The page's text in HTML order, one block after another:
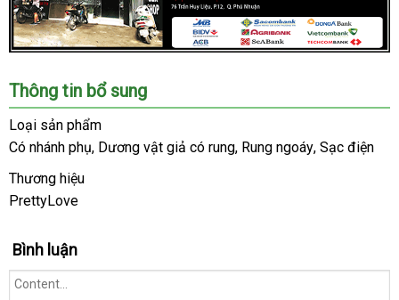
Chúng
tôi
là
hệ
thống
Shop
lớn
tín
trong
Thông tin bổ sung
Loại sản phẩm
Có nhánh phụshowroom
, Dương vật giả có rungcó
, Rung ngoáytự
, Sạc điện
Thương hiệu
PrettyLove
Bình luận